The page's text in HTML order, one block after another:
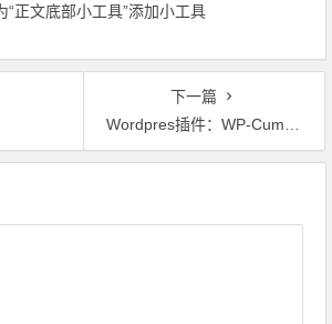
“正文底部小工具”添加小工具
下一篇
Wordpres插件：WP-Cumulus 可视化的3D Flash标签云